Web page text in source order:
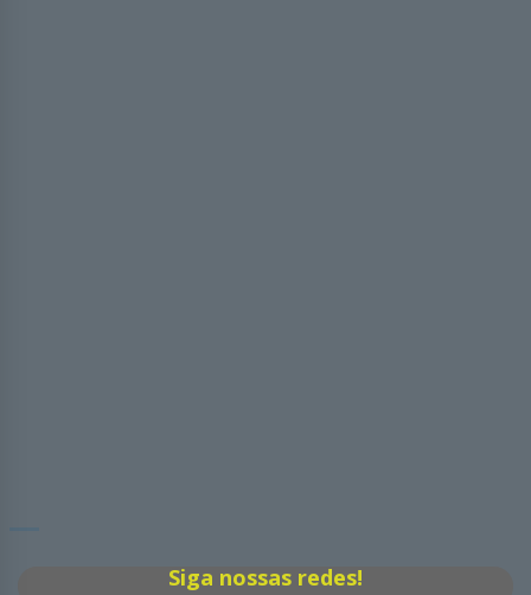
Siga nossas redes!